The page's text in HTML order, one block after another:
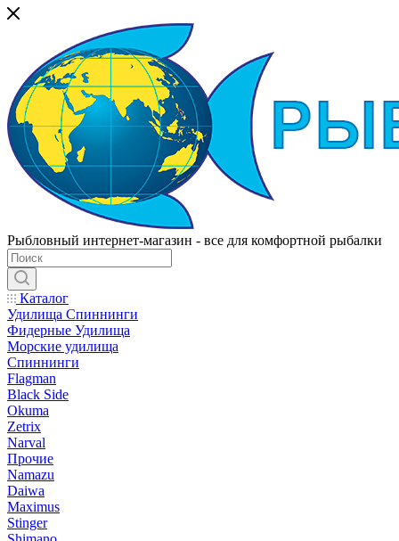
Рыбловный интернет-магазин - все для комфортной рыбалки
Каталог
Удилища Спиннинги
Фидерные Удилища
Морские удилища
Спиннинги
Flagman
Black Side
Okuma
Zetrix
Narval
Прочие
Namazu
Daiwa
Maximus
Stinger